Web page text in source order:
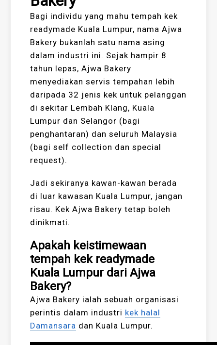
Bagi individu yang mahu tempah kek
readymade Kuala Lumpur, nama Ajwa
Bakery bukanlah satu nama asing
dalam industri ini. Sejak hampir 8
tahun lepas, Ajwa Bakery
menyediakan servis tempahan lebih
daripada 32 jenis kek untuk pelanggan
di sekitar Lembah Klang, Kuala
Lumpur dan Selangor (bagi
penghantaran) dan seluruh Malaysia
(bagi self collection dan special
request).
Jadi sekiranya kawan-kawan berada
di luar kawasan Kuala Lumpur, jangan
risau. Kek Ajwa Bakery tetap boleh
dinikmati.
Apakah keistimewaan
tempah kek readymade
Kuala Lumpur dari Ajwa
Bakery?
Ajwa Bakery ialah sebuah organisasi
perintis dalam industri kek halal
Damansara dan Kuala Lumpur.